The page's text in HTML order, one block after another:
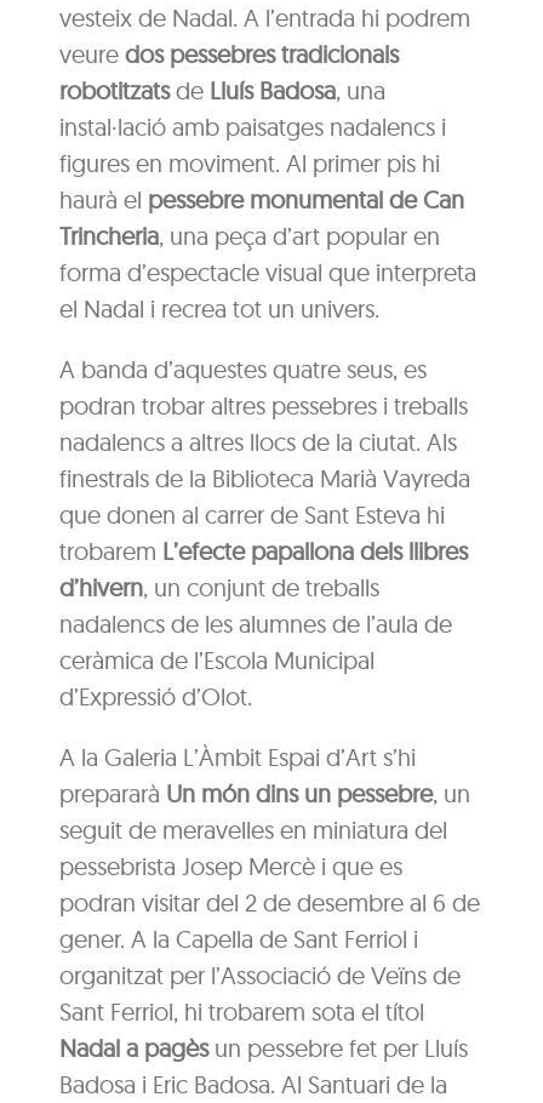
vesteix de Nadal. A l’entrada hi podrem
veuredos pessebres tradicionals
robotitzatsde Lluís Badosa, una
instal·lació amb paisatges nadalencs i
figures en moviment. Al primer pis hi
haurà el pessebre monumental de Can
Trincheria, una peça d’art popular en
forma d’espectacle visual que interpreta
el Nadal i recrea tot un univers.
A banda d’aquestes quatre seus, es
podran trobar altres pessebres i treballs
nadalencs a altres llocs de la ciutat. Als
finestrals de la Biblioteca Marià Vayreda
que donen al carrer de Sant Esteva hi
trobarem L’efecte papallona dels llibres
d’hivern, un conjunt de treballs
nadalencs de les alumnes de l’aula de
ceràmica de l’Escola Municipal
d’Expressió d’Olot.
A la Galeria L’Àmbit Espai d’Art s’hi
prepararà Un món dins un pessebre, un
seguit de meravelles en miniatura del
pessebrista Josep Mercè i que es
podran visitar del 2 de desembre al 6 de
gener. A la Capella de Sant Ferriol i
organitzat per l’Associació de Veïns de
Sant Ferriol, hi trobarem sota el títol
Nadal a pagèsun pessebre fet per Lluís
Badosa i Eric Badosa. Al Santuari de la